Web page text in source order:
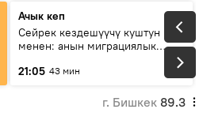
Ачык кеп
Сейрек кездешүүчү куштун изи
менен: анын миграциялык
21:05 43 мин
г. Бишкек 89.3